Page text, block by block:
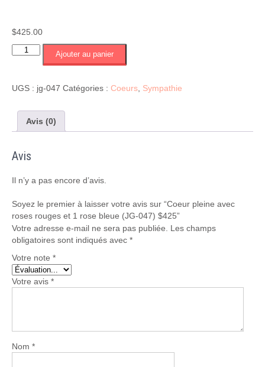
$425.00
quantité
pleine
roses
rouges
et
rose
(JG-
$425
Ajouter au panier
UGS : jg-047 Catégories : Coeurs, Sympathie
Avis (0)
Avis
Il n’y a pas encore d’avis.
Soyez le premier à laisser votre avis sur “Coeur pleine avec
roses rouges et 1 rose bleue (JG-047) $425”
Votre adresse e-mail ne sera pas publiée. Les champs
obligatoires sont indiqués avec *
Votre note *
Votre avis *
Nom *